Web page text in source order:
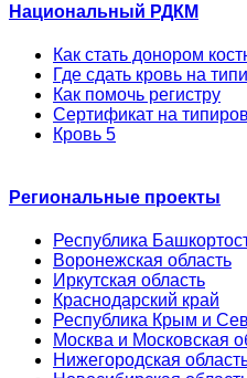
Национальный РДКМ
Как стать донором
Где сдать кровь на
Как помочь регистру
Сертификат на
Кровь 5
Региональные проекты
Республика
Воронежская область
Иркутская область
Краснодарский край
Республика Крым и
Москва и Московская
Нижегородская